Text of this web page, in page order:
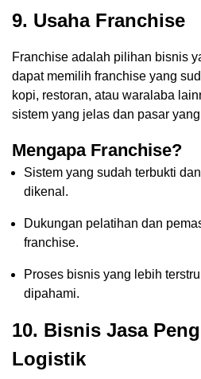
9. Usaha Franchise
Franchise adalah pilihan bisnis
dapat memilih franchise yang
kopi, restoran, atau waralaba
sistem yang jelas dan pasar
Mengapa Franchise?
Sistem yang sudah terbukti
dikenal.
Dukungan pelatihan dan
franchise.
Proses bisnis yang lebih
dipahami.
10. Bisnis Jasa
Logistik